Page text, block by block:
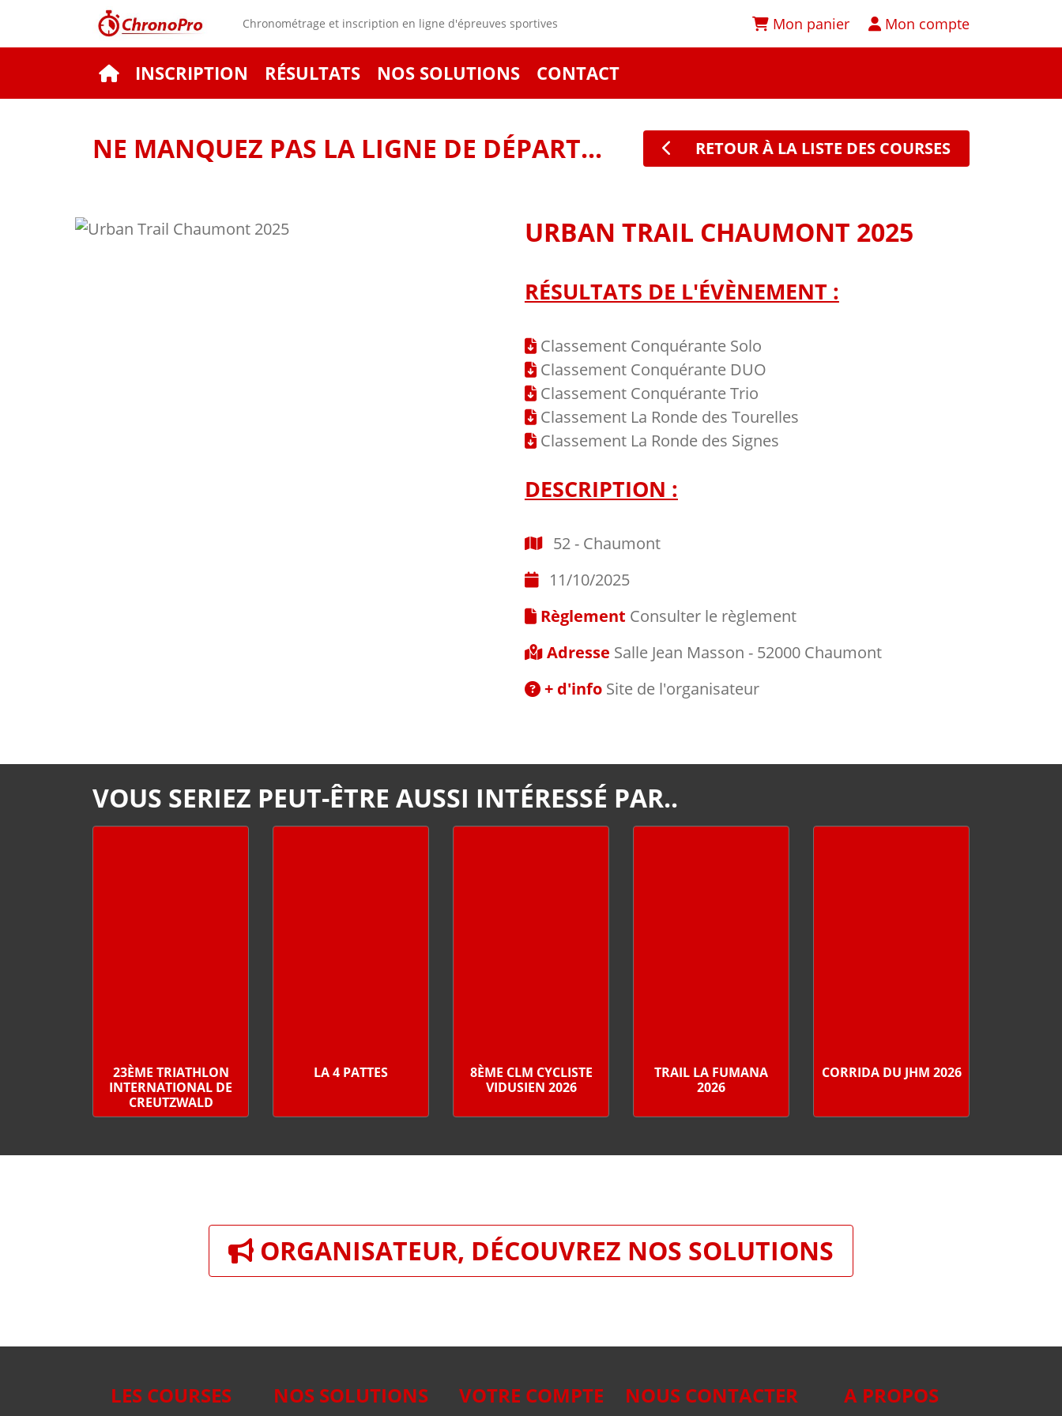
Chronométrage et inscription en ligne d'épreuves sportives Mon panier Mon compte
INSCRIPTION RÉSULTATS NOS SOLUTIONS CONTACT
NE MANQUEZ PAS LA LIGNE DE DÉPART... RETOUR À LA LISTE DES COURSES
URBAN TRAIL CHAUMONT 2025
RÉSULTATS DE L'ÉVÈNEMENT :
Classement Conquérante Solo
Classement Conquérante DUO
Classement Conquérante Trio
Classement La Ronde des Tourelles
Classement La Ronde des Signes
DESCRIPTION :
52 - Chaumont
11/10/2025
Règlement Consulter le règlement
Adresse Salle Jean Masson - 52000 Chaumont
+ d'info Site de l'organisateur
VOUS SERIEZ PEUT-ÊTRE AUSSI INTÉRESSÉ PAR..
23ÈME TRIATHLON
INTERNATIONAL DE
CREUTZWALD
LA 4 PATTES
8ÈME CLM CYCLISTE
VIDUSIEN 2026
TRAIL LA FUMANA
2026
CORRIDA DU JHM 2026
ORGANISATEUR, DÉCOUVREZ NOS SOLUTIONS
LES COURSES NOS SOLUTIONS VOTRE COMPTE NOUS CONTACTER A PROPOS